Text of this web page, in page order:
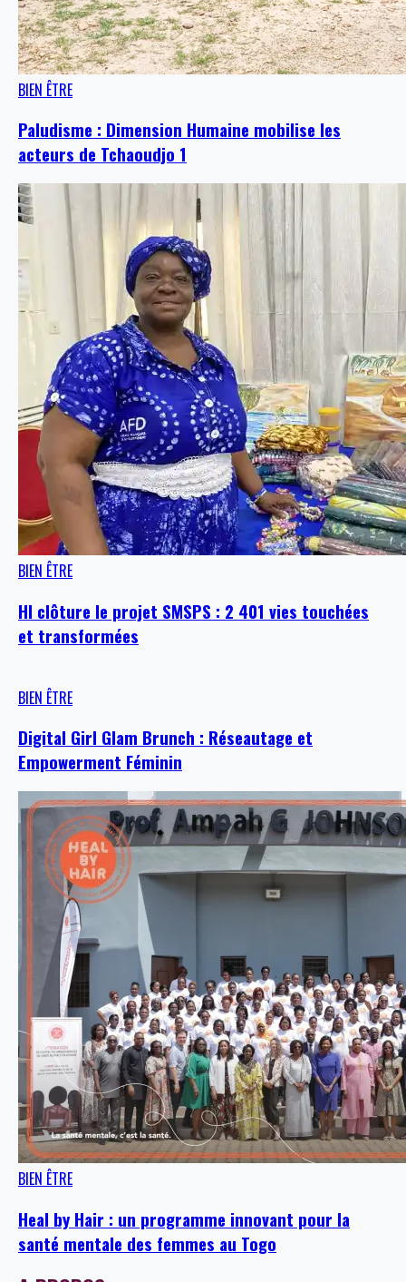
BIEN ÊTRE
Paludisme : Dimension Humaine mobilise les
acteurs de Tchaoudjo 1
BIEN ÊTRE
HI clôture le projet SMSPS : 2 401 vies touchées
et transformées
BIEN ÊTRE
Digital Girl Glam Brunch : Réseautage et
Empowerment Féminin
BIEN ÊTRE
Heal by Hair : un programme innovant pour la
santé mentale des femmes au Togo